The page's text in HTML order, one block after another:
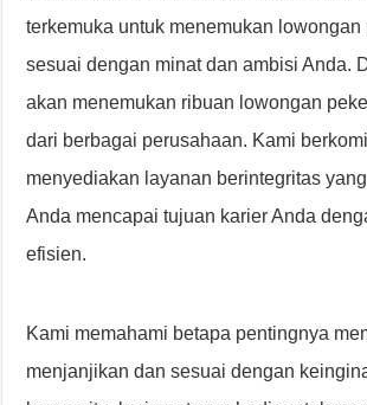
terkemuka untuk menemukan lowongan
sesuai dengan minat dan ambisi Anda.
akan menemukan ribuan lowongan
dari berbagai perusahaan. Kami
menyediakan layanan berintegritas
Anda mencapai tujuan karier Anda
efisien.
Kami memahami betapa pentingnya
menjanjikan dan sesuai dengan